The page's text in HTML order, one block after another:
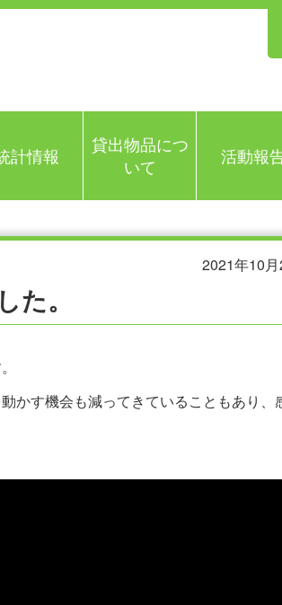
計情報
貸出物品につ
いて
活動報
2021年10月
た。
かす機会も減ってきていることもあり、